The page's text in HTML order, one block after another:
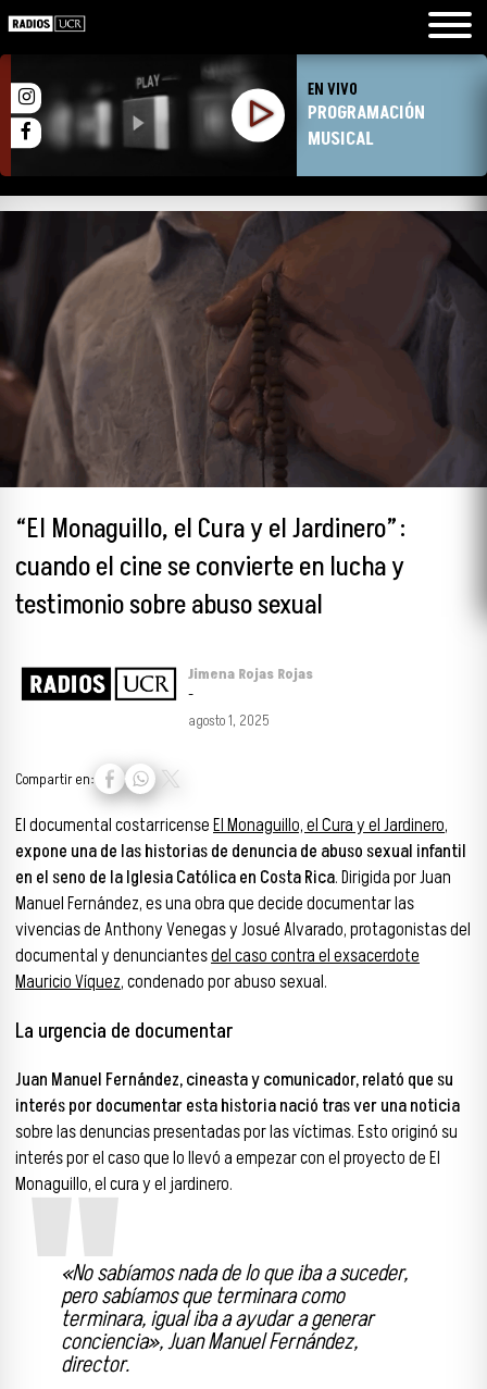
EN VIVO
PROGRAMACIÓN
MUSICAL
“El Monaguillo, el Cura y el Jardinero”:
cuando el cine se convierte en lucha y
testimonio sobre abuso sexual
Jimena Rojas Rojas
-
agosto 1, 2025
Compartir en:
El documental costarricenseEl Monaguillo, el Cura y el Jardinero,
expone una de las historias de denuncia de abuso sexual infantil
en el seno de la Iglesia Católica en Costa Rica. Dirigida por Juan
Manuel Fernández, es una obra que decide documentar las
vivencias de Anthony Venegas y Josué Alvarado, protagonistas del
documental y denunciantesdel caso contra el exsacerdote
Mauricio Víquez, condenado por abuso sexual.
La urgencia de documentar
Juan Manuel Fernández, cineasta y comunicador, relató que su
interés por documentar esta historia nació tras ver una noticia
sobre las denuncias presentadas por las víctimas. Esto originó su
interés por el caso que lo llevó a empezar con el proyecto de El
Monaguillo, el cura y el jardinero.
«No sabíamos nada de lo que iba a suceder,
pero sabíamos que terminara como
terminara, igual iba a ayudar a generar
conciencia», Juan Manuel Fernández,
director.